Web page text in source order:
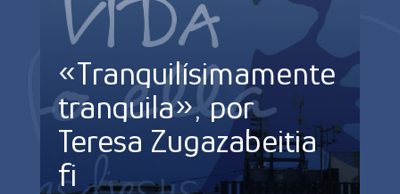
«Tranquilísimamente
tranquila», por
Teresa Zugazabeitia
fi